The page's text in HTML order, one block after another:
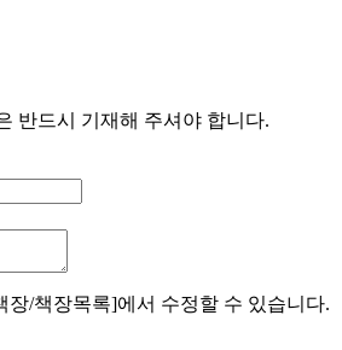
반드시 기재해 주셔야 합니다.
장/책장목록]에서 수정할 수 있습니다.